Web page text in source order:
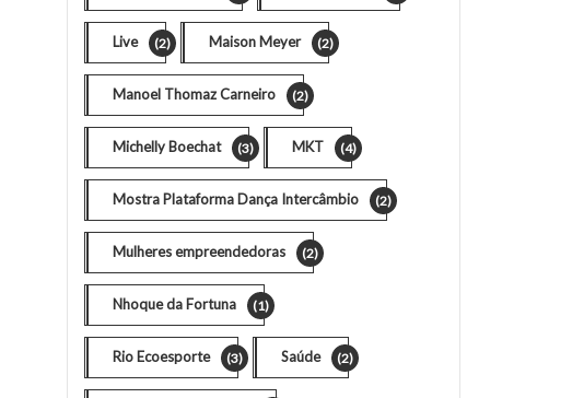
Live (2) Maison Meyer (2)
Manoel Thomaz Carneiro (2)
Michelly Boechat (3) MKT (4)
Mostra Plataforma Dança Intercâmbio (2)
Mulheres empreendedoras (2)
Nhoque da Fortuna (1)
Rio Ecoesporte (3) Saúde (2)